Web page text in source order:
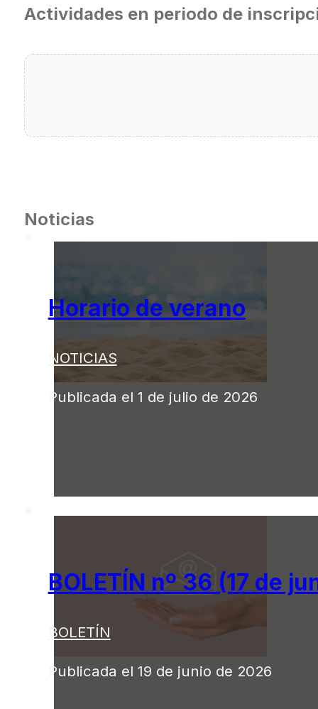
Actividades en periodo de
Noticias
Horario de verano
NOTICIAS
Publicada el 1 de julio de 2026
BOLETÍN nº 36 (17 de
BOLETÍN
Publicada el 19 de junio de 2026